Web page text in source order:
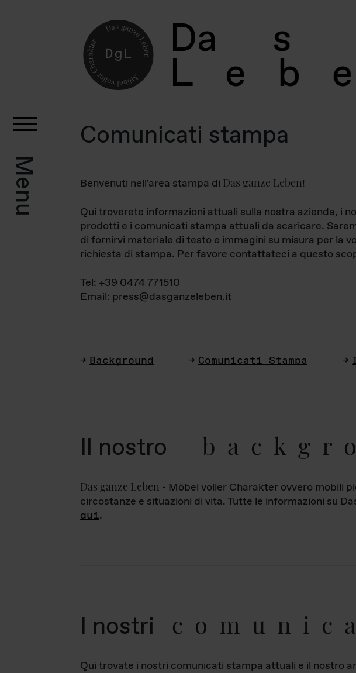
Da s
L e b e
Menu
Comunicati stampa
Benvenuti nell'area stampa di Das ganze Leben!
Qui troverete informazioni attuali sulla nostra azienda, i
prodotti e i comunicati stampa attuali da scaricare.
di fornirvi materiale di testo e immagini su misura per la
richiesta di stampa. Per favore contattateci a questo
Tel: +39 0474 771510
Email: press@dasganzeleben.it
Background Comunicati Stampa
Il nostro
Das ganze Leben - Möbel voller Charakter ovvero mobili
circostanze e situazioni di vita. Tutte le informazioni su
qui.
I nostri
Qui trovate i nostri comunicati stampa attuali e il nostro